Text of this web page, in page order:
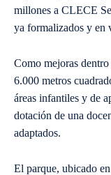
millones a CLECE
ya formalizados y en
Como mejoras
6.000 metros
áreas infantiles y de
dotación de una
adaptados.
El parque, ubicado